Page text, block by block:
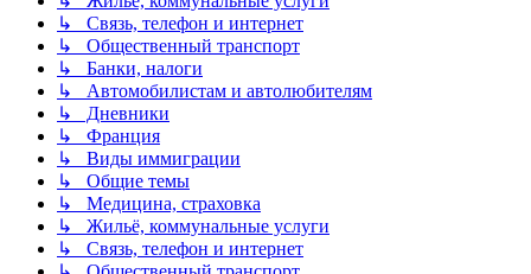
↳ Связь, телефон и интернет
↳ Общественный транспорт
↳ Банки, налоги
↳ Автомобилистам и автолюбителям
↳ Дневники
↳ Франция
↳ Виды иммиграции
↳ Общие темы
↳ Медицина, страховка
↳ Жильё, коммунальные услуги
↳ Связь, телефон и интернет